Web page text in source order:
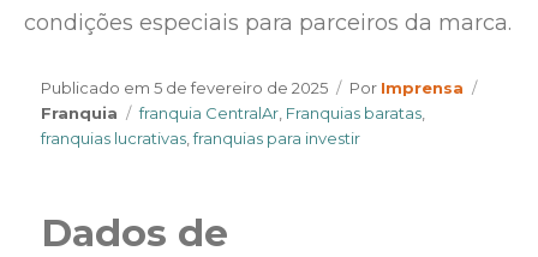
condições especiais para parceiros da marca.
Publicado em5 de fevereiro de 2025 Por Author
Imprensa
Franquia
Tags
franquia CentralAr Franquias baratas
franquias lucrativas ,franquias para investir
Dados de